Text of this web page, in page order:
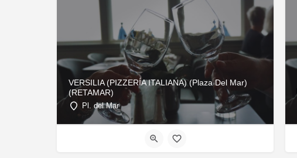
VERSILIA (PIZZERÍA ITALIANA) (Plaza Del Mar)
(RETAMAR)
Pl. del Mar